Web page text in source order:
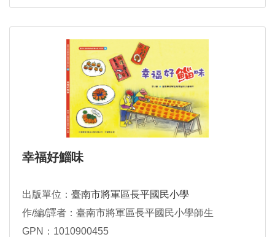
幸福好鯔味
出版單位： 臺南市將軍區長平國民小學
作/編/譯者：臺南市將軍區長平國民小學師生
GPN：1010900455